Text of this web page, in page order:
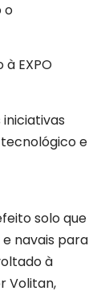
o
EXPO
e
solo que
navais para
à
Volitan,